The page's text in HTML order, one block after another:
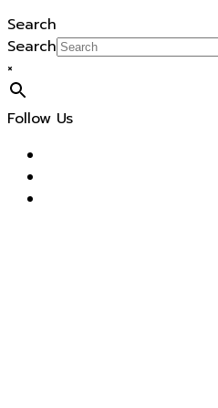
Search
Search
×
Follow Us